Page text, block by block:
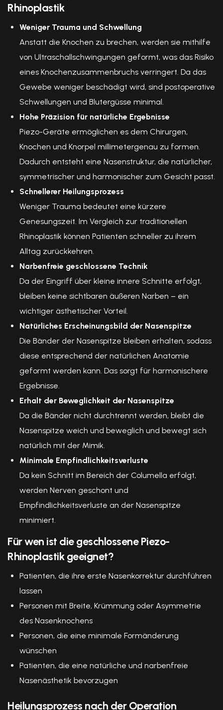
Rhinoplastik
Weniger Trauma und Schwellung
Anstatt die Knochen zu brechen, werden sie mithilfe
von Ultraschallschwingungen geformt, was das Risiko
eines Knochenzusammenbruchs verringert. Da das
Gewebe weniger beschädigt wird, sind postoperative
Schwellungen und Blutergüsse minimal.
Hohe Präzision für natürliche Ergebnisse
Piezo-Geräte ermöglichen es dem Chirurgen,
Knochen und Knorpel millimetergenau zu formen.
Dadurch entsteht eine Nasenstruktur, die natürlicher,
symmetrischer und harmonischer zum Gesicht passt.
Schnellerer Heilungsprozess
Weniger Trauma bedeutet eine kürzere
Genesungszeit. Im Vergleich zur traditionellen
Rhinoplastik können Patienten schneller zu ihrem
Alltag zurückkehren.
Narbenfreie geschlossene Technik
Da der Eingriff über kleine innere Schnitte erfolgt,
bleiben keine sichtbaren äußeren Narben – ein
wichtiger ästhetischer Vorteil.
Natürliches Erscheinungsbild der Nasenspitze
Die Bänder der Nasenspitze bleiben erhalten, sodass
diese entsprechend der natürlichen Anatomie
geformt werden kann. Das sorgt für harmonischere
Ergebnisse.
Erhalt der Beweglichkeit der Nasenspitze
Da die Bänder nicht durchtrennt werden, bleibt die
Nasenspitze weich und beweglich und bewegt sich
natürlich mit der Mimik.
Minimale Empfindlichkeitsverluste
Da kein Schnitt im Bereich der Columella erfolgt,
werden Nerven geschont und
Empfindlichkeitsverluste an der Nasenspitze
minimiert.
Für wen ist die geschlossene Piezo-
Rhinoplastik geeignet?
Patienten, die ihre erste Nasenkorrektur durchführen
lassen
Personen mit Breite, Krümmung oder Asymmetrie
des Nasenknochens
Personen, die eine minimale Formänderung
wünschen
Patienten, die eine natürliche und narbenfreie
Nasenästhetik bevorzugen
Heilungsprozess nach der Operation